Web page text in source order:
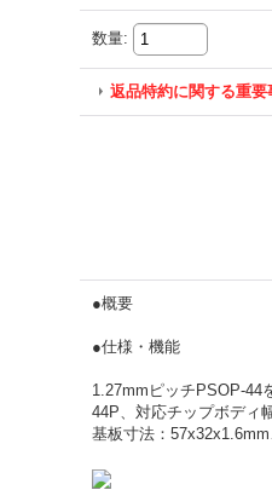
数量:
返品特約に関する重要
●概要
●仕様・機能
1.27mmピッチPSOP-44
44P、対応チップボディ
基板寸法：